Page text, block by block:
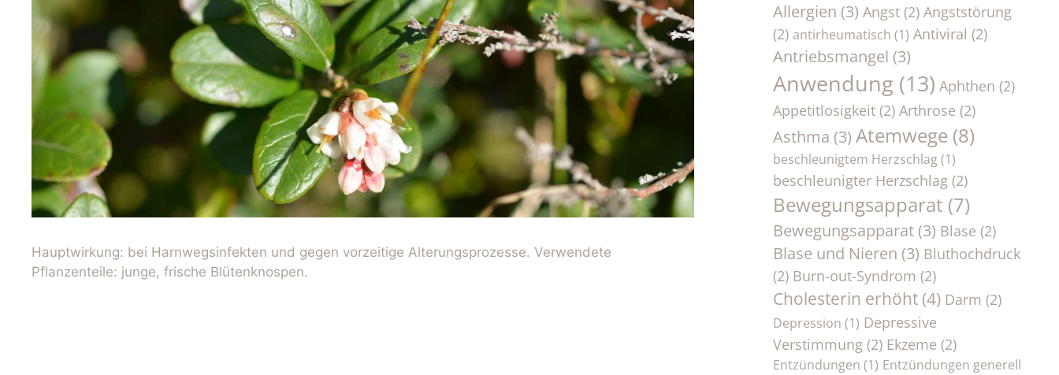
Hauptwirkung: bei Harnwegsinfekten und gegen vorzeitige Alterungsprozesse. Verwendete
Pflanzenteile: junge, frische Blütenknospen.
Allergien (3) Angst(2) Angststörung
(2) antirheumatisch (1) Antiviral (2)
Antriebsmangel (3)
Anwendung (13) Aphthen (2)
Appetitlosigkeit(2) Arthrose (2)
Asthma (3) Atemwege (8)
beschleunigtem Herzschlag(1)
beschleunigter Herzschlag(2)
Bewegungsapparat (7)
Bewegungsapparat(3) Blase (2)
Blase und Nieren (3) Bluthochdruck
(2) Burn-out-Syndrom (2)
Cholesterin erhöht(4) Darm (2)
Depression (1) Depressive
Verstimmung(2) Ekzeme (2)
Entzündungen (1) Entzündungen generell